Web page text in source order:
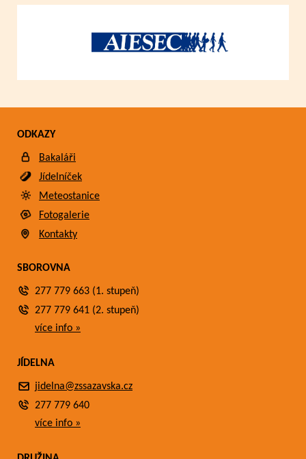
ODKAZY
Bakaláři
Jídelníček
Meteostanice
Fotogalerie
Kontakty
SBOROVNA
277 779 663 (1. stupeň)
277 779 641 (2. stupeň)
více info »
JÍDELNA
jidelna@zssazavska.cz
277 779 640
více info »